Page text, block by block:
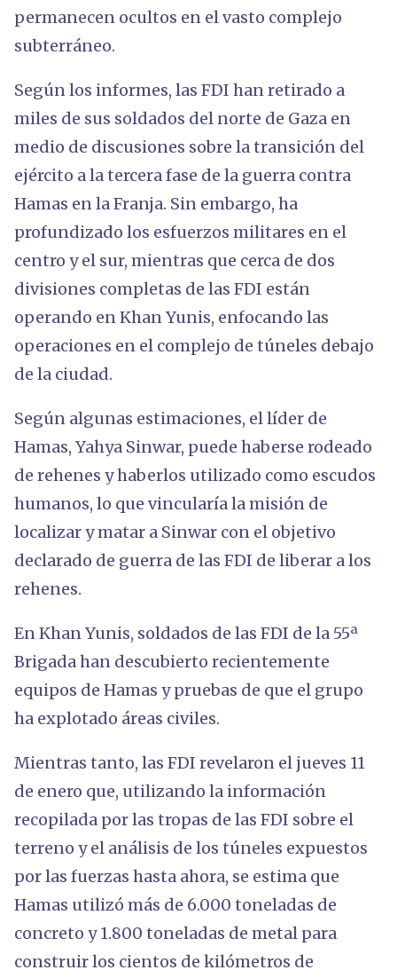
permanecen ocultos en el vasto complejo
subterráneo.
Según los informes, las FDI han retirado a
miles de sus soldados del norte de Gaza en
medio de discusiones sobre la transición del
ejército a la tercera fase de la guerra contra
Hamas en la Franja. Sin embargo, ha
profundizado los esfuerzos militares en el
centro y el sur, mientras que cerca de dos
divisiones completas de las FDI están
operando en Khan Yunis, enfocando las
operaciones en el complejo de túneles debajo
de la ciudad.
Según algunas estimaciones, el líder de
Hamas, Yahya Sinwar, puede haberse rodeado
de rehenes y haberlos utilizado como escudos
humanos, lo que vincularía la misión de
localizar y matar a Sinwar con el objetivo
declarado de guerra de las FDI de liberar a los
rehenes.
En Khan Yunis, soldados de las FDI de la 55ª
Brigada han descubierto recientemente
equipos de Hamas y pruebas de que el grupo
ha explotado áreas civiles.
Mientras tanto, las FDI revelaron el jueves 11
de enero que, utilizando la información
recopilada por las tropas de las FDI sobre el
terreno y el análisis de los túneles expuestos
por las fuerzas hasta ahora, se estima que
Hamas utilizó más de 6.000 toneladas de
concreto y 1.800 toneladas de metal para
construir los cientos de kilómetros de